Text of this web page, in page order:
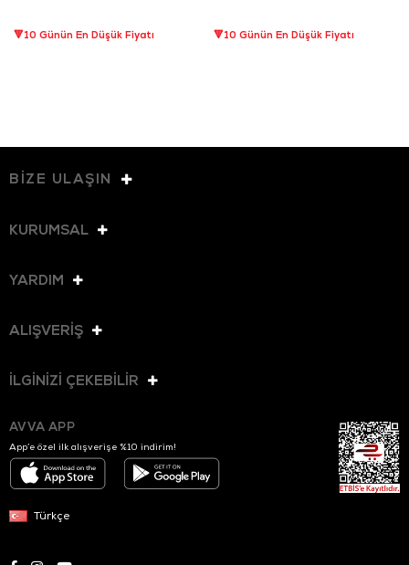
🔻10 Günün En Düşük Fiyatı 🔻10 Günün En Düşük Fiyatı
BİZE ULAŞIN
KURUMSAL
YARDIM
ALIŞVERİŞ
İLGİNİZİ ÇEKEBİLİR
AVVA APP
App’e özel ilk alışverişe %10 indirim!
Türkçe